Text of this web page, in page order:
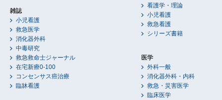
雑誌
小児看護
救急医学
消化器外科
中毒研究
救急救命士ジャーナル
在宅新療0-100
コンセンサス癌治療
臨牀看護
看護学・理論
小児看護
救急看護
シリーズ書籍
医学
外科一般
消化器外科・内科
救急・災害医学
臨床医学